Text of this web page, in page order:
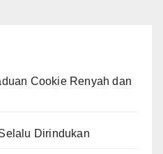
Cookie Renyah dan
Dirindukan